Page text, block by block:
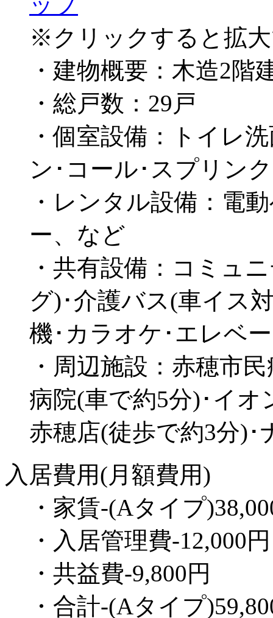
※クリックすると拡
・建物概要：木造2階
・総戸数：29戸
・個室設備：トイレ
ン･コール･スプリン
・レンタル設備：電
ー、など
・共有設備：コミュ
グ)･介護バス(車イス
機･カラオケ･エレベ
・周辺施設：赤穂市
病院(車で約5分)･イオ
赤穂店(徒歩で約3分)･
入居費用(月額費用)
・家賃-(Aタイプ
・入居管理費-12,000円
・共益費-9,800円
・合計-(Aタイプ